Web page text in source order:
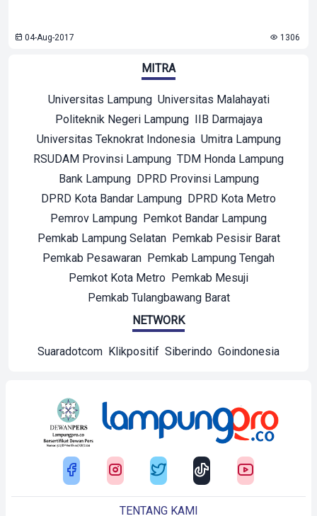
04-Aug-2017 1306
MITRA
Universitas Lampung Universitas Malahayati
Politeknik Negeri Lampung IIB Darmajaya
Universitas Teknokrat Indonesia Umitra Lampung
RSUDAM Provinsi Lampung TDM Honda Lampung
Bank Lampung DPRD Provinsi Lampung
DPRD Kota Bandar Lampung DPRD Kota Metro
Pemrov Lampung Pemkot Bandar Lampung
Pemkab Lampung Selatan Pemkab Pesisir Barat
Pemkab Pesawaran Pemkab Lampung Tengah
Pemkot Kota Metro Pemkab Mesuji
Pemkab Tulangbawang Barat
NETWORK
Suaradotcom Klikpositif Siberindo Goindonesia
TENTANG KAMI